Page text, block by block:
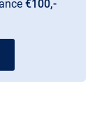
€100,-